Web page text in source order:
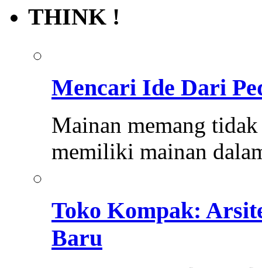
THINK !
Mencari Ide Dari
Mainan memang
memiliki mainan
Toko Kompak:
Baru